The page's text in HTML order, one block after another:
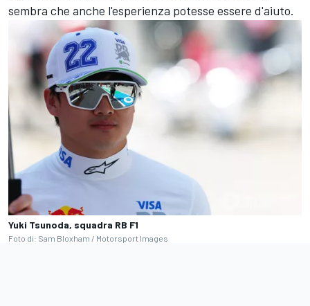
sembra che anche l'esperienza potesse essere d'aiuto.
Yuki Tsunoda, squadra RB F1
Foto di: Sam Bloxham / Motorsport Images